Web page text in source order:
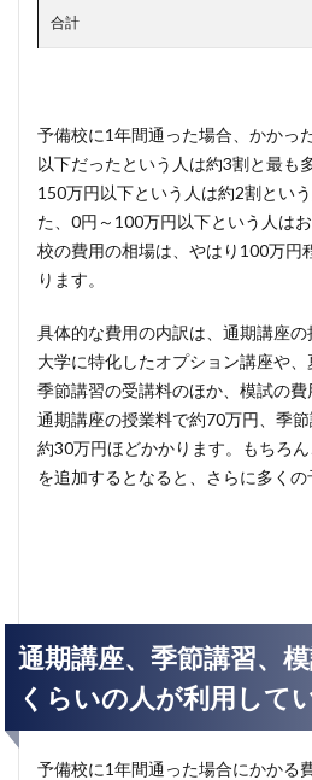
合計
予備校に1年間通った場合、かかっ
以下だったという人は約3割と最も
150万円以下という人は約2割とい
た、0円～100万円以下という人は
校の費用の相場は、やはり100万円
ります。
具体的な費用の内訳は、通期講座
大学に特化したオプション講座や
季節講習の受講料のほか、模試の費
通期講座の授業料で約70万円、季
約30万円ほどかかります。もちろ
を追加するとなると、さらに多くの
通期講座、季節講習、
くらいの人が利用して
予備校に1年間通った場合にかかる